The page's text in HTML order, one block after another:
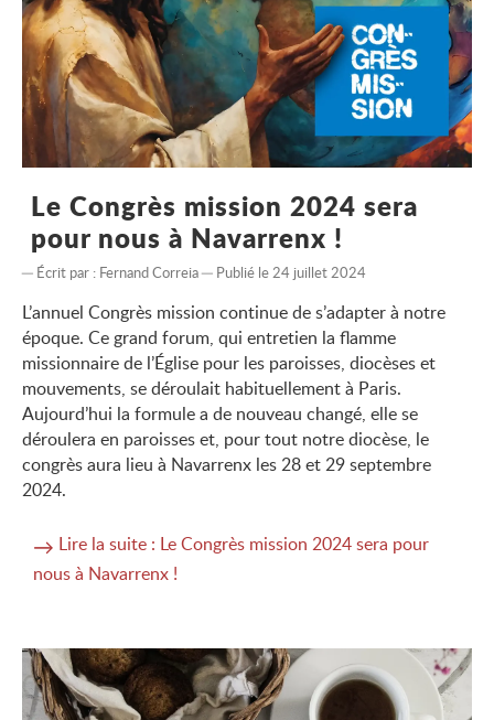
Le Congrès mission 2024 sera
pour nous à Navarrenx !
Écrit par : Fernand Correia Publié le 24 juillet 2024
L’annuel Congrès mission continue de s’adapter à notre
époque. Ce grand forum, qui entretien la flamme
missionnaire de l’Église pour les paroisses, diocèses et
mouvements, se déroulait habituellement à Paris.
Aujourd’hui la formule a de nouveau changé, elle se
déroulera en paroisses et, pour tout notre diocèse, le
congrès aura lieu à Navarrenx les 28 et 29 septembre
2024.
Lire la suite : Le Congrès mission 2024 sera pour
nous à Navarrenx !